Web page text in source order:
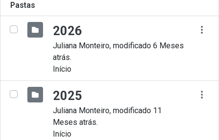
Pastas
2026
Juliana Monteiro, modificado 6 Meses
atrás.
Início
2025
Juliana Monteiro, modificado 11
Meses atrás.
Início